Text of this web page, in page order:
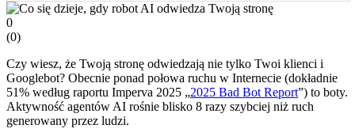
0
(0)
Czy wiesz, że Twoją stronę odwiedzają nie tylko Twoi klienci i
Googlebot? Obecnie ponad połowa ruchu w Internecie (dokładnie
51% według raportu Imperva 2025 „2025 Bad Bot Report”) to boty.
Aktywność agentów AI rośnie blisko 8 razy szybciej niż ruch
generowany przez ludzi.